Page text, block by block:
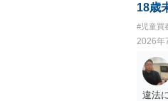
18歳
#児童買
2026年
違法